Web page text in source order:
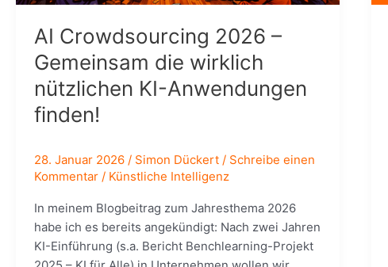
AI Crowdsourcing 2026 –
Gemeinsam die wirklich
nützlichen KI-Anwendungen
finden!
28. Januar 2026 / Simon Dückert / Schreibe einen
Kommentar / Künstliche Intelligenz
In meinem Blogbeitrag zum Jahresthema 2026
habe ich es bereits angekündigt: Nach zwei Jahren
KI-Einführung (s.a. Bericht Benchlearning-Projekt